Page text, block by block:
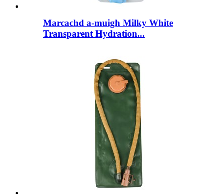
Marcachd a-muigh Milky White
Transparent Hydration...